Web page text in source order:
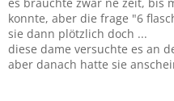
konnte, aber die frage "6
sie dann plötzlich doch ...
diese dame versuchte es an
aber danach hatte sie